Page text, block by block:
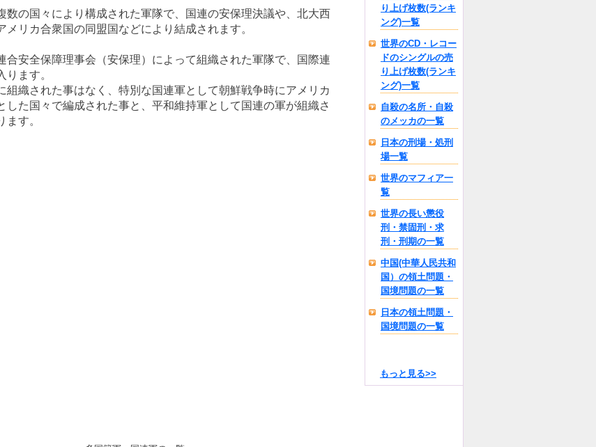
り上げ枚数(ランキ
ング)一覧
世界のCD・レコー
ドのシングルの売
り上げ枚数(ランキ
ング)一覧
自殺の名所・自殺
のメッカの一覧
日本の刑場・処刑
場一覧
世界のマフィア一
覧
世界の長い懲役
刑・禁固刑・求
刑・刑期の一覧
中国(中華人民共和
国）の領土問題・
国境問題の一覧
日本の領土問題・
国境問題の一覧
もっと見る>>
数の国々により構成された軍隊で、国連の安保理決議や、北大西
メリカ合衆国の同盟国などにより結成されます。
合安全保障理事会（安保理）によって組織された軍隊で、国際連
ります。
組織された事はなく、特別な国連軍として朝鮮戦争時にアメリカ
した国々で編成された事と、平和維持軍として国連の軍が組織さ
ます。